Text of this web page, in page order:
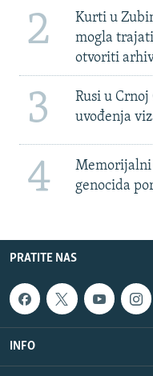
2
Kurti u
mogla
otvoriti
3
Rusi u
uvođenja
4
Memorijalni
genocida
PRATITE NAS
INFO